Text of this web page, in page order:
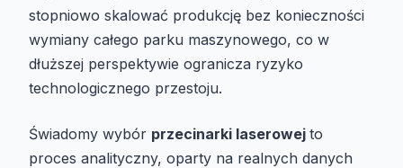
stopniowo skalować produkcję bez konieczności
wymiany całego parku maszynowego, co w
dłuższej perspektywie ogranicza ryzyko
technologicznego przestoju.
Świadomy wybór przecinarki laserowej to
proces analityczny, oparty na realnych danych